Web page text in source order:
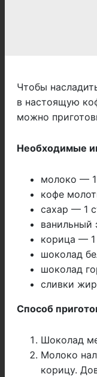
Чтобы
в настоящую
можно
Необходимые
молоко —
кофе
сахар — 1
ванильный
корица — 1
шоколад
шоколад
сливки
Способ
Шоколад
Молоко
корицу.